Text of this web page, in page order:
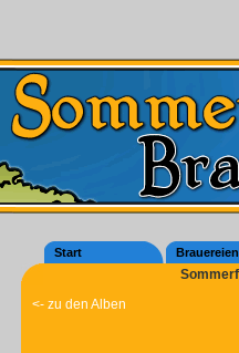
Start Brauereien
<- zu den Alben